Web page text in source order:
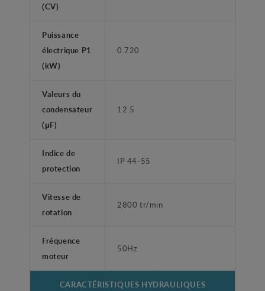
(CV)
Puissance
électrique P1
(kW)
0.720
Valeurs du
condensateur
(μF)
12.5
Indice de
protection
IP 44-55
Vitesse de
rotation
2800 tr/min
Fréquence
moteur
50Hz
CARACTÉRISTIQUES HYDRAULIQUES